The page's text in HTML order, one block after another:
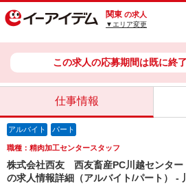
関東 の求人
▼エリア変更
この求人の応募期間は既に終
仕事情報
アルバイト パート
職種：精肉加工センタースタッフ
株式会社西友 西友畜産PC川越センタ
の求人情報詳細（アルバイト/パート） -